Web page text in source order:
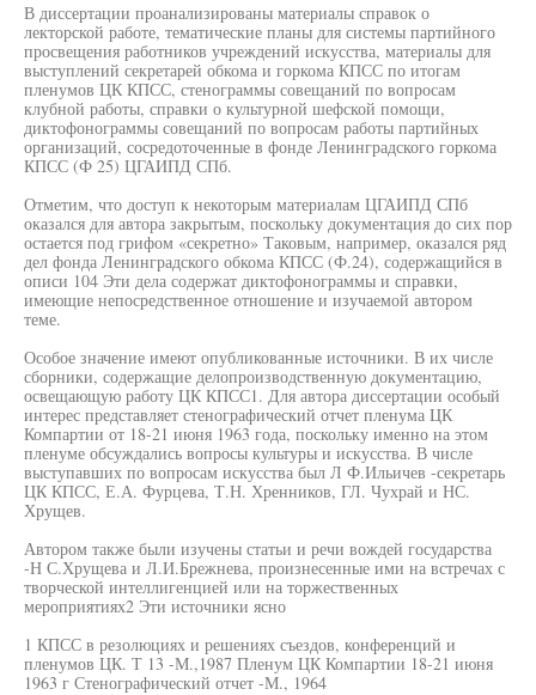
В диссертации проанализированы материалы справок о
лекторской работе, тематические планы для системы партийного
просвещения работников учреждений искусства, материалы для
выступлений секретарей обкома и горкома КПСС по итогам
пленумов ЦК КПСС, стенограммы совещаний по вопросам
клубной работы, справки о культурной шефской помощи,
диктофонограммы совещаний по вопросам работы партийных
организаций, сосредоточенные в фонде Ленинградского горкома
КПСС (Ф 25) ЦГАИПД СПб.
Отметим, что доступ к некоторым материалам ЦГАИПД СПб
оказался для автора закрытым, поскольку документация до сих пор
остается под грифом «секретно» Таковым, например, оказался ряд
дел фонда Ленинградского обкома КПСС (Ф.24), содержащийся в
описи 104 Эти дела содержат диктофонограммы и справки,
имеющие непосредственное отношение и изучаемой автором
теме.
Особое значение имеют опубликованные источники. В их числе
сборники, содержащие делопроизводственную документацию,
освещающую работу ЦК КПСС1. Для автора диссертации особый
интерес представляет стенографический отчет пленума ЦК
Компартии от 18-21 июня 1963 года, поскольку именно на этом
пленуме обсуждались вопросы культуры и искусства. В числе
выступавших по вопросам искусства был Л Ф.Ильичев -секретарь
ЦК КПСС, Е.А. Фурцева, Т.Н. Хренников, ГЛ. Чухрай и НС.
Хрущев.
Автором также были изучены статьи и речи вождей государства
-Н С.Хрущева и Л.И.Брежнева, произнесенные ими на встречах с
творческой интеллигенцией или на торжественных
мероприятиях2 Эти источники ясно
1 КПСС в резолюциях и решениях съездов, конференций и
пленумов ЦК. Т 13 -М.,1987 Пленум ЦК Компартии 18-21 июня
1963 г Стенографический отчет -М., 1964